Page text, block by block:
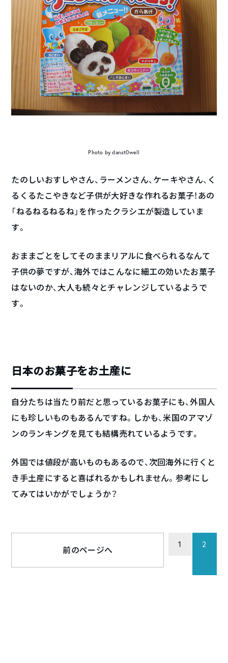
Photo bydanst0well
たのしいおすしやさん、ラーメンさん、ケーキやさん、く
るくるたこやきなど子供が大好きな作れるお菓子！あの
「ねるねるねるね」を作ったクラシエが製造していま
す。
おままごとをしてそのままリアルに食べられるなんて
子供の夢ですが、海外ではこんなに細工の効いたお菓子
はないのか、大人も続々とチャレンジしているようで
す。
日本のお菓子をお土産に
自分たちは当たり前だと思っているお菓子にも、外国人
にも珍しいものもあるんですね。しかも、米国のアマゾ
ンのランキングを見ても結構売れているようです。
外国では値段が高いものもあるので、次回海外に行くと
き手土産にすると喜ばれるかもしれません。参考にし
てみてはいかがでしょうか？
前のページへ
1 2